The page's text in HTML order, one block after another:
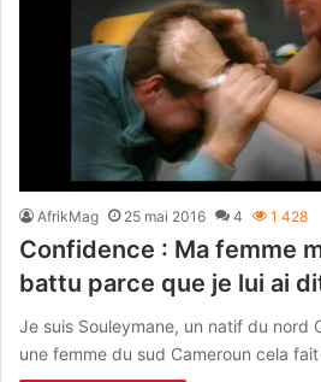
AfrikMag 25 mai 2016 4 1 428
Confidence : Ma femme
battu parce que je lui ai
Je suis Souleymane, un natif du nord
une femme du sud Cameroun cela